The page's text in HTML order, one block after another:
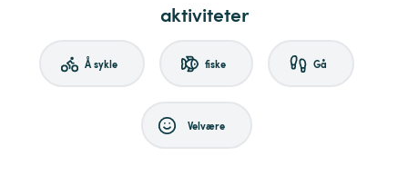
aktiviteter
Å sykle fiske Gå
Velvære